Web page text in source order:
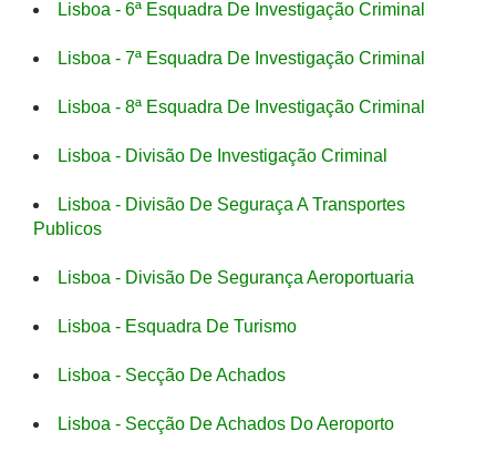
Lisboa - 6ª Esquadra De Investigação Criminal
Lisboa - 7ª Esquadra De Investigação Criminal
Lisboa - 8ª Esquadra De Investigação Criminal
Lisboa - Divisão De Investigação Criminal
Lisboa - Divisão De Seguraça A Transportes
Publicos
Lisboa - Divisão De Segurança Aeroportuaria
Lisboa - Esquadra De Turismo
Lisboa - Secção De Achados
Lisboa - Secção De Achados Do Aeroporto